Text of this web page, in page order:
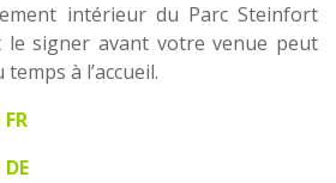
intérieur du Parc Steinfort
le signer avant votre venue peut
à l’accueil.